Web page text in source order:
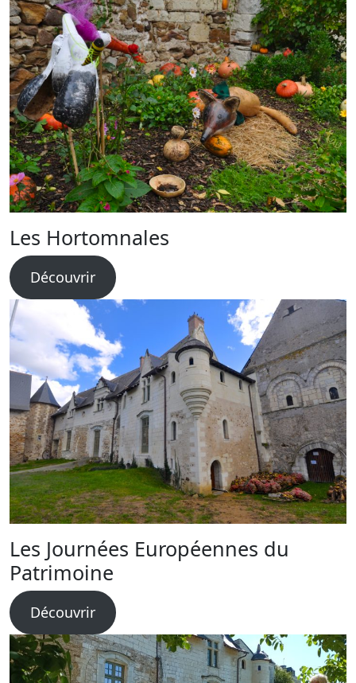
Les Hortomnales
Découvrir
Les Journées Européennes du
Patrimoine
Découvrir